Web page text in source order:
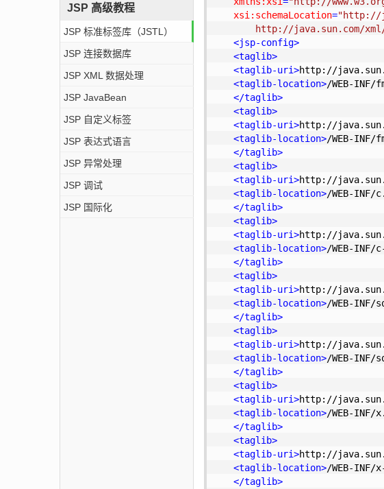
JSP 高级教程
JSP 标准标签库（JSTL）
JSP 连接数据库
JSP XML 数据处理
JSP JavaBean
JSP 自定义标签
JSP 表达式语言
JSP 异常处理
JSP 调试
JSP 国际化
xsi:schemaLocation="http://
http://java.sun.com/xml/ns/
<jsp-config>
<taglib>
<taglib-uri>http://
<taglib-location>/WEB-INF/
</taglib>
<taglib>
<taglib-uri>http://
<taglib-location>/WEB-
</taglib>
<taglib>
<taglib-uri>http://
<taglib-location>/WEB-INF/
</taglib>
<taglib>
<taglib-uri>http://
<taglib-location>/WEB-
</taglib>
<taglib>
<taglib-uri>http://
<taglib-location>/WEB-
</taglib>
<taglib>
<taglib-uri>http://
<taglib-location>/WEB-
</taglib>
<taglib>
<taglib-uri>http://
<taglib-location>/WEB-INF/
</taglib>
<taglib>
<taglib-uri>http://
<taglib-location>/WEB-
</taglib>